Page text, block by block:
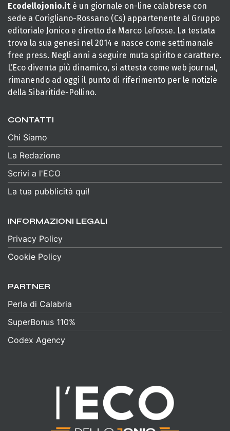
Ecodellojonio.it è un giornale on-line calabrese con
sede a Corigliano-Rossano (Cs) appartenente al Gruppo
editoriale Jonico e diretto da Marco Lefosse. La testata
trova la sua genesi nel 2014 e nasce come settimanale
free press. Negli anni a seguire muta spirito e carattere.
L’Eco diventa più dinamico, si attesta come web journal,
rimanendo ad oggi il punto di riferimento per le notizie
della Sibaritide-Pollino.
CONTATTI
Chi Siamo
La Redazione
Scrivi a l'ECO
La tua pubblicità qui!
INFORMAZIONI LEGALI
Privacy Policy
Cookie Policy
PARTNER
Perla di Calabria
SuperBonus 110%
Codex Agency